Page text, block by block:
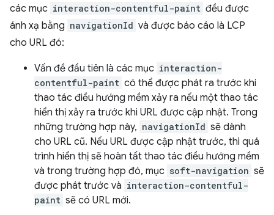
các mục interaction-contentful-paint đều được
ánh xạ bằng navigationId và được báo cáo là LCP
cho URL đó:
Vấn đề đầu tiên là các mục interaction-
contentful-paint có thể được phát ra trước khi
thao tác điều hướng mềm xảy ra nếu một thao tác
hiển thị xảy ra trước khi URL được cập nhật. Trong
những trường hợp này, navigationId sẽ dành
cho URL cũ. Nếu URL được cập nhật trước, thì quá
trình hiển thị sẽ hoàn tất thao tác điều hướng mềm
và trong trường hợp đó, mục soft-navigation sẽ
được phát trước và interaction-contentful-
paint sẽ có URL mới.